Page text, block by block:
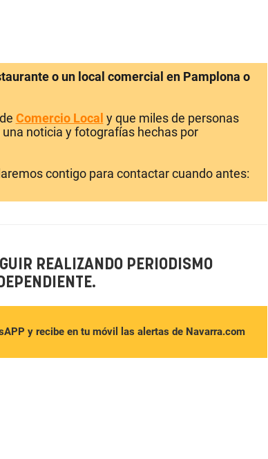
o un local comercial en Pamplona o
Comercio Local y que miles de personas
noticia y fotografías hechas por
contigo para contactar cuando antes:
REALIZANDO PERIODISMO
y recibe en tu móvil las alertas de Navarra.com